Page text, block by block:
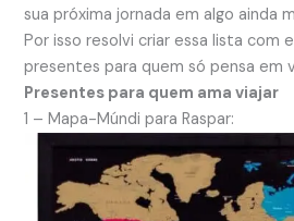
sua próxima jornada em algo ainda
Por isso resolvi criar essa lista com
presentes para quem só pensa em
Presentes para quem ama viajar
1 – Mapa-Múndi para Raspar: